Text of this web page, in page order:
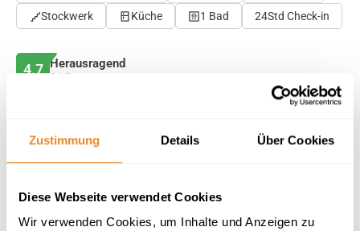
Zustimmung Details Über Cookies
Diese Webseite verwendet Cookies
Wir verwenden Cookies, um Inhalte und Anzeigen zu
Stockwerk
Küche 1 Bad 24Std Check-in
4.7 Herausragend
21 Bewertungen
Ausstattung